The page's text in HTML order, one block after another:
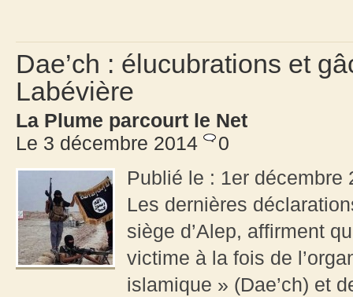
Dae’ch : élucubrations et
Labévière
La Plume parcourt le Net
Le 3 décembre 2014
0
Publié le : 1er décembre
Les dernières
siège d’Alep, affirment
victime à la fois de
islamique » (Dae’ch) et